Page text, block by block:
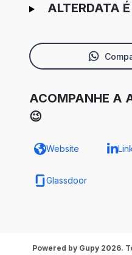
ALTERDATA
ACOMPANHE A
😉
Website
Glassdoor
Powered by Gupy 2026.